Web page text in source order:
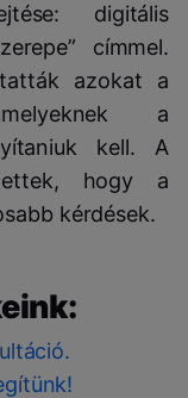
digitális
címmel.
azokat a
a
kell. A
hogy a
kérdések.